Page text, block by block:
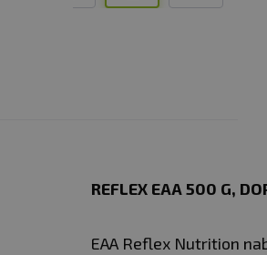
REFLEX EAA 500 G,
EAA Reflex Nutrition